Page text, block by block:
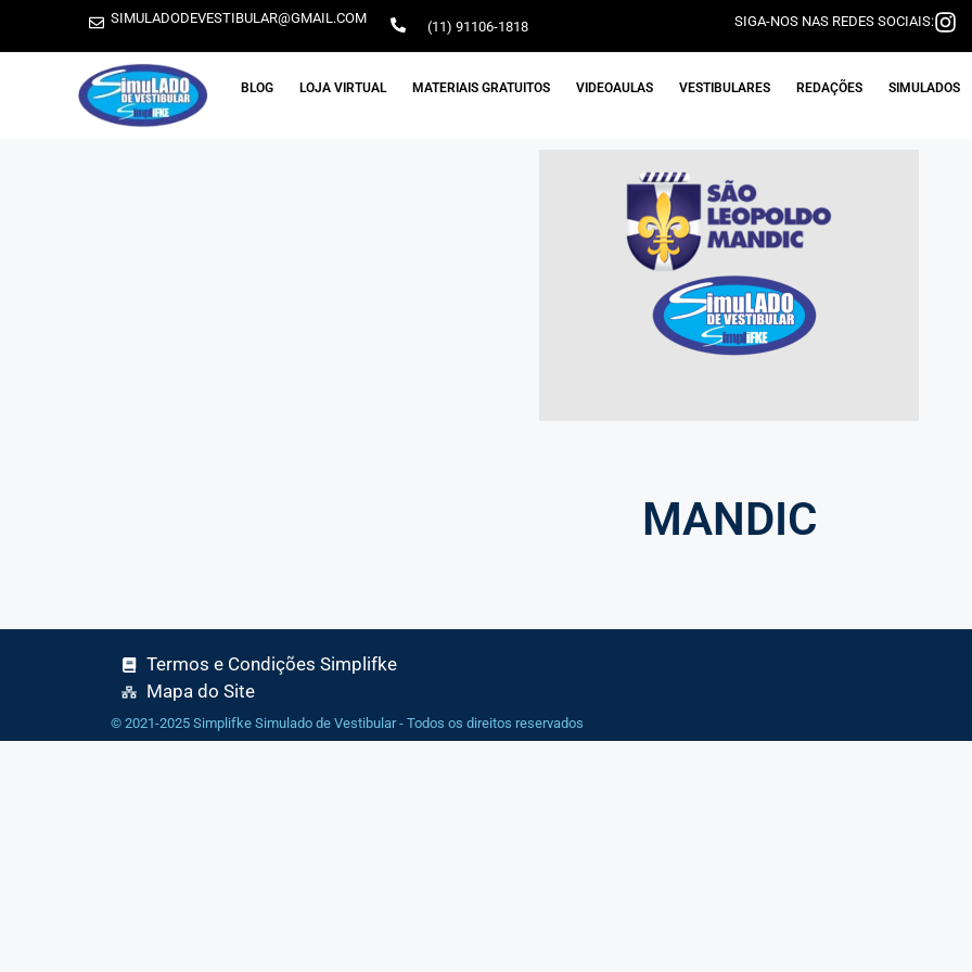
SIMULADODEVESTIBULAR@GMAIL.COM (11) 91106-1818 SIGA-NOS NAS REDES SOCIAIS:
BLOG LOJA VIRTUAL MATERIAIS GRATUITOS VIDEOAULAS VESTIBULARES REDAÇÕES SIMULADOS
MANDIC
Termos e Condições Simplifke
Mapa do Site
© 2021-2025 Simplifke Simulado de Vestibular - Todos os direitos reservados